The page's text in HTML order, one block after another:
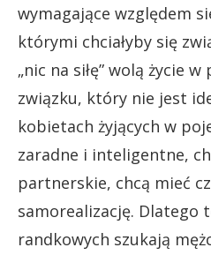
wymagające względem
którymi chciałyby się
„nic na siłę” wolą życie
związku, który nie jest
kobietach żyjących w
zaradne i inteligentne,
partnerskie, chcą mieć
samorealizację. Dlatego
randkowych szukają